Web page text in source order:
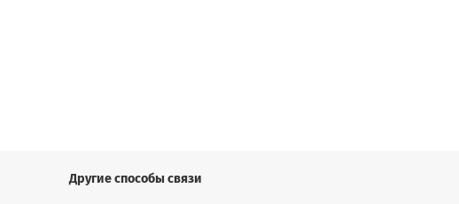
Другие способы связи